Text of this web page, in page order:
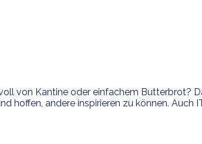
von Kantine oder einfachem Butterbrot?
hoffen, andere inspirieren zu können. Auch